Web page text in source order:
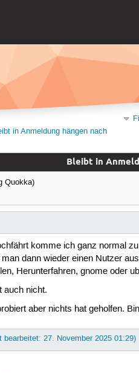
in Anmeldung hängen nach
Bleibt in
Quokka)
komme ich ganz normal
dann wieder einen Nutzer
Herunterfahren, gnome oder
auch nicht.
aber nichts hat geholfen.
27. November 2025 01:29)